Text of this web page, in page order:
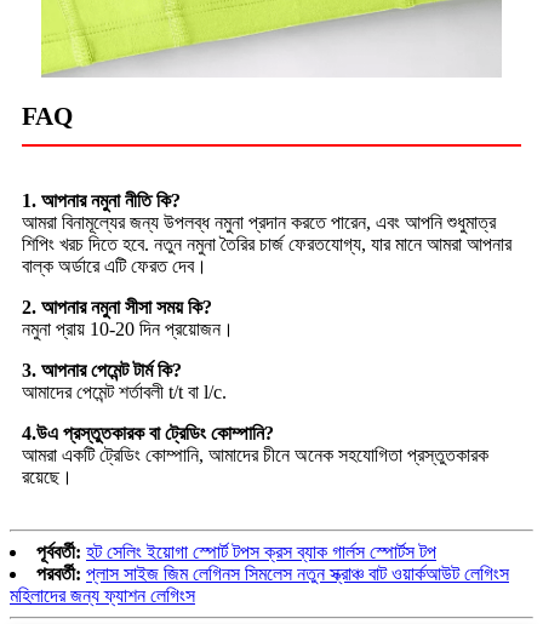
FAQ
1. আপনার নমুনা নীতি কি?
আমরা বিনামূল্যের জন্য উপলব্ধ নমুনা প্রদান করতে পারেন, এবং আপনি শুধুমাত্র
শিপিং খরচ দিতে হবে. নতুন নমুনা তৈরির চার্জ ফেরতযোগ্য, যার মানে আমরা আপনার
বাল্ক অর্ডারে এটি ফেরত দেব।
2. আপনার নমুনা সীসা সময় কি?
নমুনা প্রায় 10-20 দিন প্রয়োজন।
3. আপনার পেমেন্ট টার্ম কি?
আমাদের পেমেন্ট শর্তাবলী t/t বা l/c.
4.উএ প্রস্তুতকারক বা ট্রেডিং কোম্পানি?
আমরা একটি ট্রেডিং কোম্পানি, আমাদের চীনে অনেক সহযোগিতা প্রস্তুতকারক
রয়েছে।
পূর্ববর্তী: হট সেলিং ইয়োগা স্পোর্ট টপস ক্রস ব্যাক গার্লস স্পোর্টস টপ
পরবর্তী: প্লাস সাইজ জিম লেগিনস সিমলেস নতুন স্ক্রাঞ্চ বাট ওয়ার্কআউট লেগিংস
মহিলাদের জন্য ফ্যাশন লেগিংস